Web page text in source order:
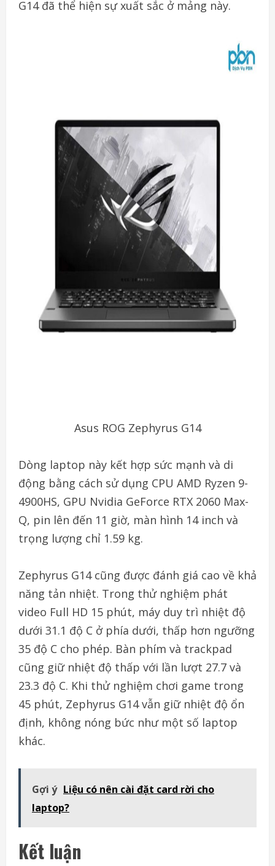
G14 đã thể hiện sự xuất sắc ở mảng này.
Asus ROG Zephyrus G14
Dòng laptop này kết hợp sức mạnh và di
động bằng cách sử dụng CPU AMD Ryzen 9-
4900HS, GPU Nvidia GeForce RTX 2060 Max-
Q, pin lên đến 11 giờ, màn hình 14 inch và
trọng lượng chỉ 1.59 kg.
Zephyrus G14 cũng được đánh giá cao về khả
năng tản nhiệt. Trong thử nghiệm phát
video Full HD 15 phút, máy duy trì nhiệt độ
dưới 31.1 độ C ở phía dưới, thấp hơn ngưỡng
35 độ C cho phép. Bàn phím và trackpad
cũng giữ nhiệt độ thấp với lần lượt 27.7 và
23.3 độ C. Khi thử nghiệm chơi game trong
45 phút, Zephyrus G14 vẫn giữ nhiệt độ ổn
định, không nóng bức như một số laptop
khác.
Gợi ý Liệu có nên cài đặt card rời cho
laptop?
Kết luận